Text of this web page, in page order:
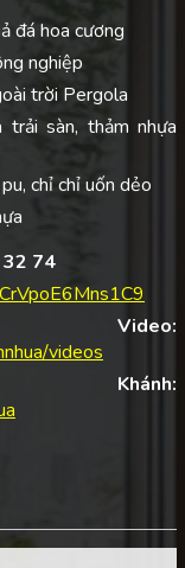
đá hoa cương
nghiệp
trời Pergola
sàn, thảm nhựa
chỉ chỉ uốn dẻo
32 74
videos
Khánh: